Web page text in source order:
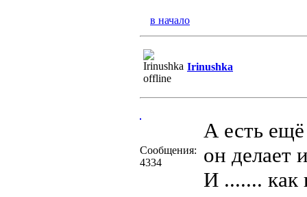
в начало
Irinushka
Сообщения:
4334
А есть
он делает
И ....... как